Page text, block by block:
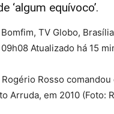
‘algum equívoco’.
TV Globo, Brasília
Atualizado há 15
Rosso
Arruda, em 2010 (Foto: